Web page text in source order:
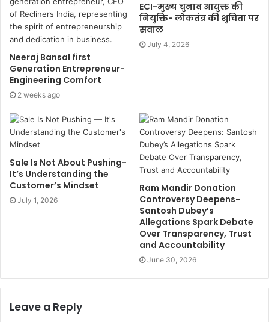
Neeraj Bansal first
Generation Entrepreneur-
Engineering Comfort
2 weeks ago
ECI-मुख्य चुनाव आयुक्त की
नियुक्ति- लोकतंत्र की शुचिता पर
सवाल
July 4, 2026
Sale Is Not About Pushing-
It’s Understanding the
Customer’s Mindset
July 1, 2026
Ram Mandir Donation
Controversy Deepens-
Santosh Dubey’s
Allegations Spark Debate
Over Transparency, Trust
and Accountability
June 30, 2026
Leave a Reply